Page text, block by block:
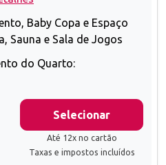
Baby Copa e Espaço
Sauna e Sala de Jogos
do Quarto:
Selecionar
Até 12x no cartão
Taxas e impostos incluídos